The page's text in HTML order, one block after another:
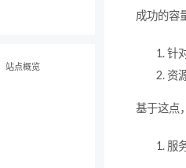
站点概览
成功的容
针
资
基于这点
服